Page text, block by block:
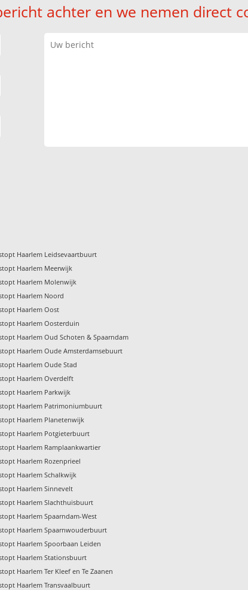
achter en we nemen direct
Haarlem Leidsevaartbuurt
Haarlem Meerwijk
Haarlem Molenwijk
Haarlem Noord
Haarlem Oost
Haarlem Oosterduin
Haarlem Oud Schoten & Spaarndam
Haarlem Oude Amsterdamsebuurt
Haarlem Oude Stad
Haarlem Overdelft
Haarlem Parkwijk
Haarlem Patrimoniumbuurt
Haarlem Planetenwijk
Haarlem Potgieterbuurt
Haarlem Ramplaankwartier
Haarlem Rozenprieel
Haarlem Schalkwijk
Haarlem Sinnevelt
Haarlem Slachthuisbuurt
Haarlem Spaarndam-West
Haarlem Spaarnwouderbuurt
Haarlem Spoorbaan Leiden
Haarlem Stationsbuurt
Haarlem Ter Kleef en Te Zaanen
Haarlem Transvaalbuurt